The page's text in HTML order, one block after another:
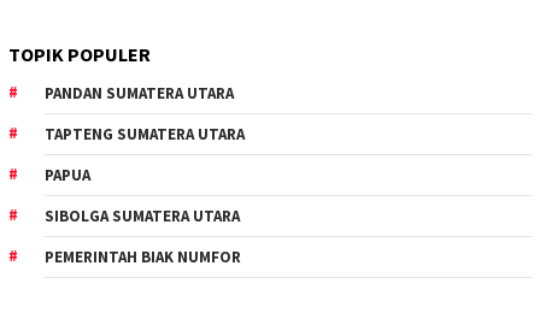
TOPIK POPULER
PANDAN SUMATERA UTARA
TAPTENG SUMATERA UTARA
PAPUA
SIBOLGA SUMATERA UTARA
PEMERINTAH BIAK NUMFOR